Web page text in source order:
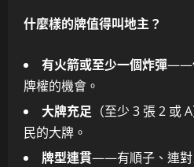
什麼樣的牌值得叫地主？
有火箭或至少一個炸彈——
牌權的機會。
大牌充足 （至少 3 張 2
民的大牌。
牌型連貫——有順子、連對